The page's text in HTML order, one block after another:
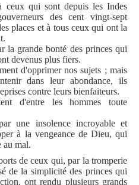
ceux qui sont depuis les Indes
des cent vingt-sept
places et à tous ceux qui ont la
la grande bonté des princes qui
devenus plus fiers.
d'opprimer nos sujets ; mais
dans leur abondance, ils
contre leurs bienfaiteurs.
d'entre les hommes toute
une insolence incroyable et
à la vengeance de Dieu, qui
au mal.
de ceux qui, par la tromperie
de la simplicité des princes qui
ont rendu plusieurs grands